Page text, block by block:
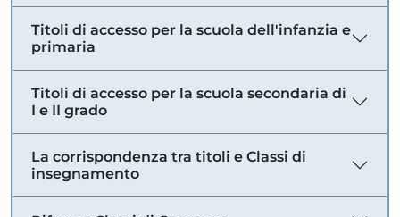
Titoli di accesso per la scuola dell'infanzia e
primaria
Titoli di accesso per la scuola secondaria di
I e II grado
La corrispondenza tra titoli e Classi di
insegnamento